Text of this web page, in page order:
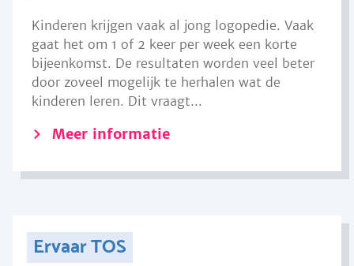
Kinderen krijgen vaak al jong logopedie. Vaak
gaat het om 1 of 2 keer per week een korte
bijeenkomst. De resultaten worden veel beter
door zoveel mogelijk te herhalen wat de
kinderen leren. Dit vraagt...
Meer informatie
Ervaar TOS